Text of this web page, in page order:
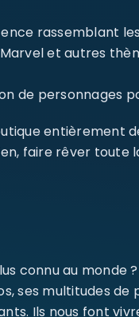
ou e-mail *
rassemblant
et autres
de personnages
entièrement
faire rêver toute
connu au monde ?
ses multitudes
Ils nous font